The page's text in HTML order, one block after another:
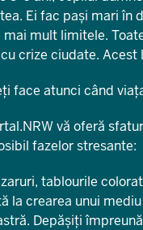
Ei fac pași mari în
mai mult limitele.
crize ciudate. Acest
face atunci când
vă oferă
fazelor stresante:
tablourile
la crearea unui
Depășiți